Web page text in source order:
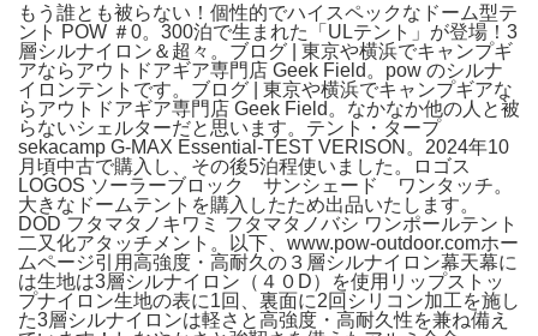
もう誰とも被らない！個性的でハイスペックなドーム型テ
ント POW ＃0。300泊で生まれた「ULテント」が登場！3
層シルナイロン＆超々。ブログ | 東京や横浜でキャンプギ
アならアウトドアギア専門店 Geek Field。pow のシルナ
イロンテントです。ブログ | 東京や横浜でキャンプギアな
らアウトドアギア専門店 Geek Field。なかなか他の人と被
らないシェルターだと思います。テント・タープ
sekacamp G-MAX Essential-TEST VERISON。2024年10
月頃中古で購入し、その後5泊程使いました。ロゴス
LOGOS ソーラーブロック サンシェード ワンタッチ。
大きなドームテントを購入したため出品いたします。
DOD フタマタノキワミ フタマタノバシ ワンポールテント
二又化アタッチメント。以下、www.pow-outdoor.comホー
ムページ引用高強度・高耐久の３層シルナイロン幕天幕に
は生地は3層シルナイロン（４０D）を使用リップストッ
プナイロン生地の表に1回、裏面に2回シリコン加工を施し
た3層シルナイロンは軽さと高強度・高耐久性を兼ね備え